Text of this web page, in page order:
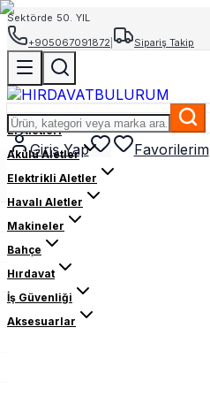
Sektörde 50. YIL
+905067091872
Sipariş Takip
Giriş Yap Favorilerim
El Aletleri
Akülü Aletler
Elektrikli Aletler
Havalı Aletler
Makineler
Bahçe
Hırdavat
İş Güvenliği
Aksesuarlar